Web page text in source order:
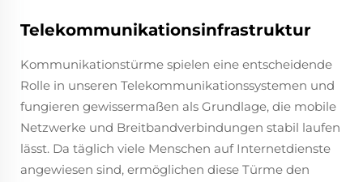
Telekommunikationsinfrastruktur
Kommunikationstürme spielen eine entscheidende
Rolle in unseren Telekommunikationssystemen und
fungieren gewissermaßen als Grundlage, die mobile
Netzwerke und Breitbandverbindungen stabil laufen
lässt. Da täglich viele Menschen auf Internetdienste
angewiesen sind, ermöglichen diese Türme den